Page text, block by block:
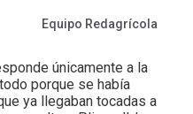
Equipo Redagrícola
únicamente a la
porque se había
ya llegaban tocadas a